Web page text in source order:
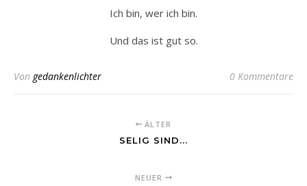
Ich bin, wer ich bin.
Und das ist gut so.
Von gedankenlichter 0 Kommentare
ÄLTER
SELIG SIND...
NEUER